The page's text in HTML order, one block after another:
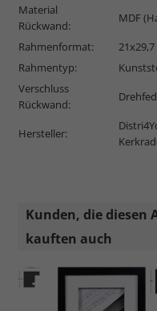
Material
Rückwand:
MDF
Rahmenformat:
21x29,7
Rahmentyp:
Verschluss
Rückwand:
Hersteller:
Kunden, die diesen
kauften auch